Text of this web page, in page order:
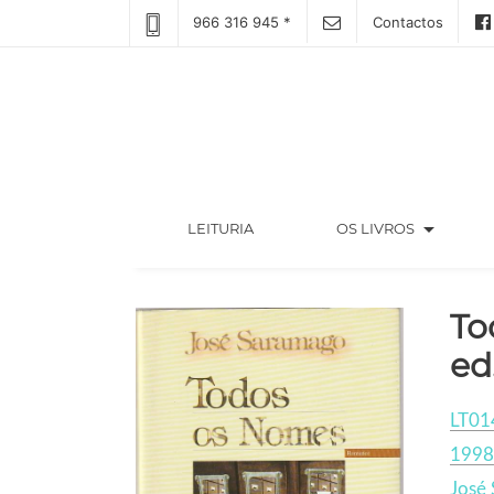
966 316 945 * Contactos
LEITURIA(CURRENT) OS LIVROS arrow_drop_down
1998
José